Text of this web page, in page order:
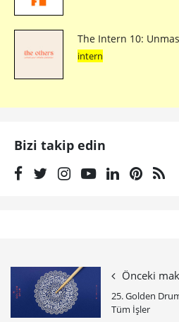
The Intern 10:
intern
Bizi takip edin
Önceki
25. Golden
Tüm İşler